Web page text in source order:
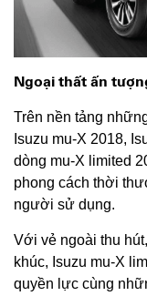
Ngoại thất ấn
Trên nền tảng
Isuzu mu-X 2018,
dòng mu-X limited
phong cách thời
người sử dụng.
Với vẻ ngoài thu
khúc, Isuzu mu-X
quyền lực cùng